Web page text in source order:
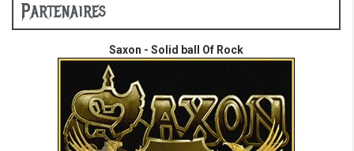
Partenaires
Saxon - Solid ball Of Rock